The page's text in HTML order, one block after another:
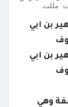
بن ابي
بن ابي
وهي